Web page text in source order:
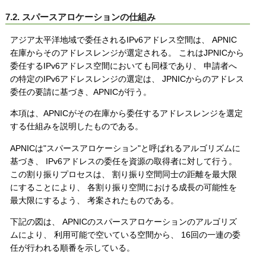
7.2. スパースアロケーションの仕組み
アジア太平洋地域で委任されるIPv6アドレス空間は、 APNIC
在庫からそのアドレスレンジが選定される。 これはJPNICから
委任するIPv6アドレス空間においても同様であり、 申請者へ
の特定のIPv6アドレスレンジの選定は、 JPNICからのアドレス
委任の要請に基づき、APNICが行う。
本項は、APNICがその在庫から委任するアドレスレンジを選定
する仕組みを説明したものである。
APNICは"スパースアロケーション"と呼ばれるアルゴリズムに
基づき、 IPv6アドレスの委任を資源の取得者に対して行う。
この割り振りプロセスは、 割り振り空間同士の距離を最大限
にすることにより、 各割り振り空間における成長の可能性を
最大限にするよう、 考案されたものである。
下記の図は、 APNICのスパースアロケーションのアルゴリズ
ムにより、 利用可能で空いている空間から、 16回の一連の委
任が行われる順番を示している。